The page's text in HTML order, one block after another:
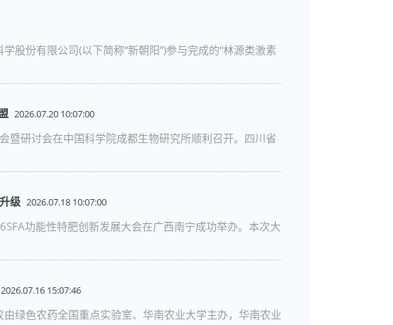
股份有限公司(以下简称“新朝阳”)参与完成的“林源类激素
2026.07.20 10:07:00
暨研讨会在中国科学院成都生物研究所顺利召开。四川省
级 2026.07.18 10:07:00
功能性特肥创新发展大会在广西南宁成功举办。本次大
2026.07.16 15:07:46
绿色农药全国重点实验室、华南农业大学主办，华南农业